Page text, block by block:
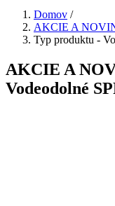
Domov /
AKCIE A
Typ produktu -
AKCIE A
Vodeodolné